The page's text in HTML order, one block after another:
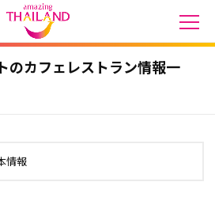
のカフェレストラン情報一
情報